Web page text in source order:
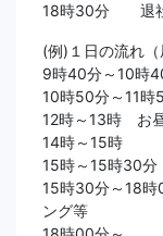
18時30分 退
(例)１日の流れ（
9時40分～10時
10時50分～11時
12時～13時 お
14時～15
15時～15時
15時30分～18
ング等